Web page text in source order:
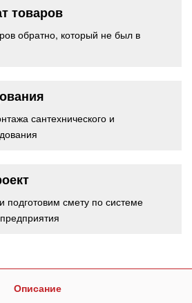
товаров
обратно, который не был в
сантехнического и
подготовим смету по системе
Описание